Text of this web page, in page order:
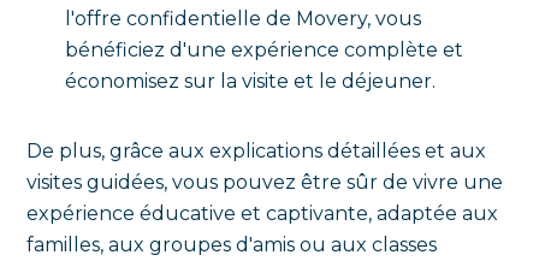
l'offre confidentielle de Movery, vous
bénéficiez d'une expérience complète et
économisez sur la visite et le déjeuner.
De plus, grâce aux explications détaillées et aux
visites guidées, vous pouvez être sûr de vivre une
expérience éducative et captivante, adaptée aux
familles, aux groupes d'amis ou aux classes